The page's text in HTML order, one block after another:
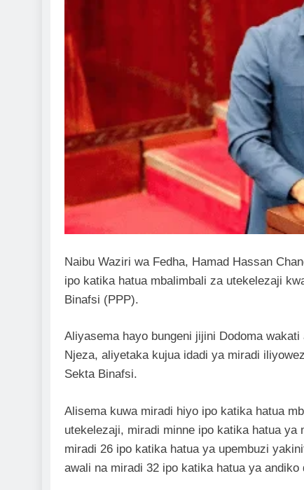
Naibu Waziri wa Fedha, Hamad Hassan
ipo katika hatua mbalimbali za utekelezaji
Binafsi (PPP).
Aliyasema hayo bungeni jijini Dodoma
Njeza, aliyetaka kujua idadi ya miradi
Sekta Binafsi.
Alisema kuwa miradi hiyo ipo katika hatua
utekelezaji, miradi minne ipo katika hatua
miradi 26 ipo katika hatua ya upembuzi
awali na miradi 32 ipo katika hatua ya andiko